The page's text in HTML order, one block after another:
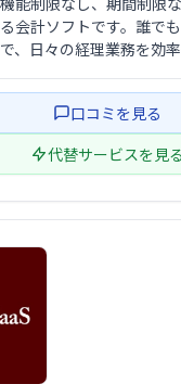
会計ソフトです。誰で
、日々の経理業務を効
サポートします。
口コミを見る
代替サービスを見る